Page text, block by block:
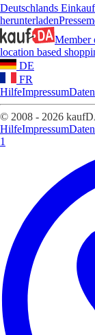
Deutschlands
herunterladen
Member
location based
DE
FR
HilfeImpressum
© 2008 - 2026
HilfeImpressum
1